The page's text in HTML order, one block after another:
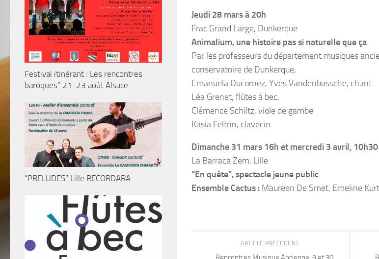
Jeudi 28 mars à 20h
Frac Grand Large, Dunkerque
Animalium, une histoire pas si naturelle que ça
Par les professeurs du département musiques
conservatoire de Dunkerque,
Emanuela Ducornez, Yves Vandenbussche, chant
Léa Grenet, flûtes à bec,
Clémence Schiltz, viole de gambe
Kasia Feltrin, clavecin
Dimanche 31 mars 16h et mercredi 3 avril, 10h30
La Barraca Zem, Lille
“En quête”, spectacle jeune public
Ensemble Cactus : Maureen De Smet, Emeline
ARTICLE PRÉCÉDENT
Festival itinérant : Les rencontres
baroques” 21-23 août Alsace
“PRELUDES” Lille RECORDARA